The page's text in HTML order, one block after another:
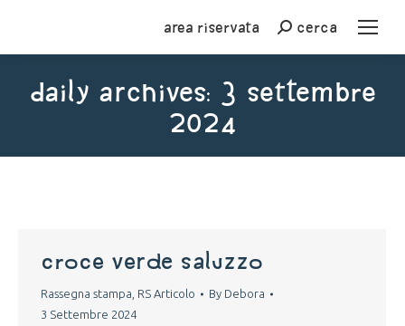
Area riservata Cercacerca
Daily Archives: 3 Settembre
2024
croce verde saluzzo
Rassegna stampa RS Articolo By Debora
3 Settembre 2024